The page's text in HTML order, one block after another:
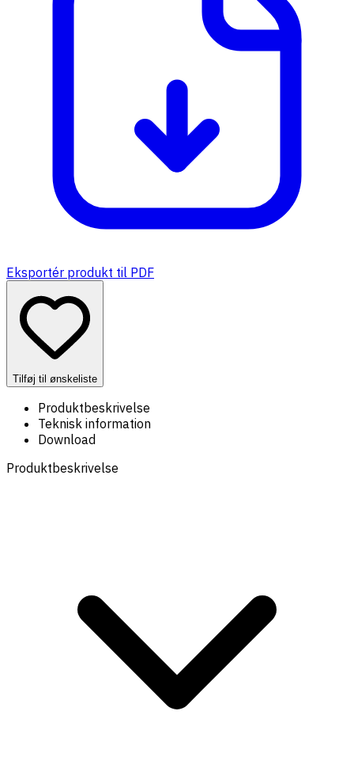
Eksportér produkt til PDF
Tilføj til ønskeliste
Produktbeskrivelse
Teknisk information
Download
Produktbeskrivelse